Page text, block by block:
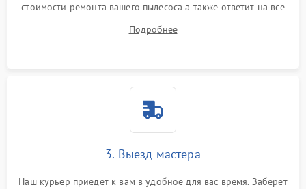
стоимости ремонта вашего пылесоса а также ответит на все
Подробнее
3. Выезд мастера
Наш курьер приедет к вам в удобное для вас время. Заберет